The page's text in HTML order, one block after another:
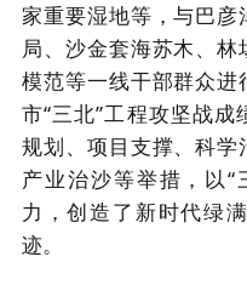
家重要湿地等，与巴彦
局、沙金套海苏木、林
模范等一线干部群众进
市“三北”工程攻坚战成
规划、项目支撑、科学
产业治沙等举措， 以“
力 ，创造了新时代绿
迹。